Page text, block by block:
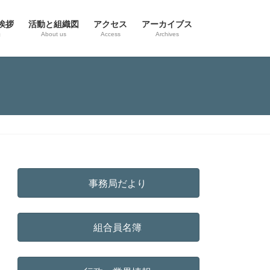
拶 活動と組織図
About us
アクセス
Access
アーカイブス
Archives
事務局だより
組合員名簿